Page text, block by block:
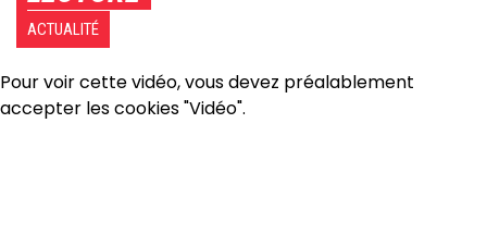
ACTUALITÉ
Pour voir cette vidéo, vous devez préalablement
accepter les cookies "Vidéo".